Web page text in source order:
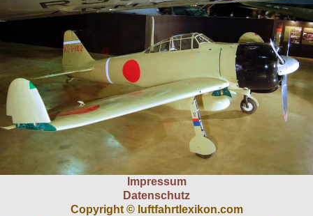
Impressum
Datenschutz
Copyright © luftfahrtlexikon.com